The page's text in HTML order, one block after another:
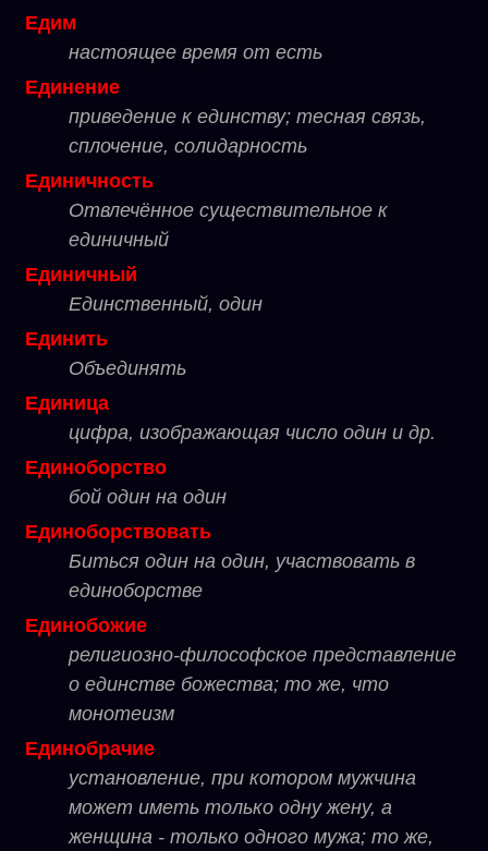
Едим
настоящее время от есть
Единение
приведение к единству; тесная связь,
сплочение, солидарность
Единичность
Отвлечённое существительное к
единичный
Единичный
Единственный, один
Единить
Объединять
Единица
цифра, изображающая число один и др.
Единоборство
бой один на один
Единоборствовать
Биться один на один, участвовать в
единоборстве
Единобожие
религиозно-философское представление
о единстве божества; то же, что
монотеизм
Единобрачие
установление, при котором мужчина
может иметь только одну жену, а
женщина - только одного мужа; то же,